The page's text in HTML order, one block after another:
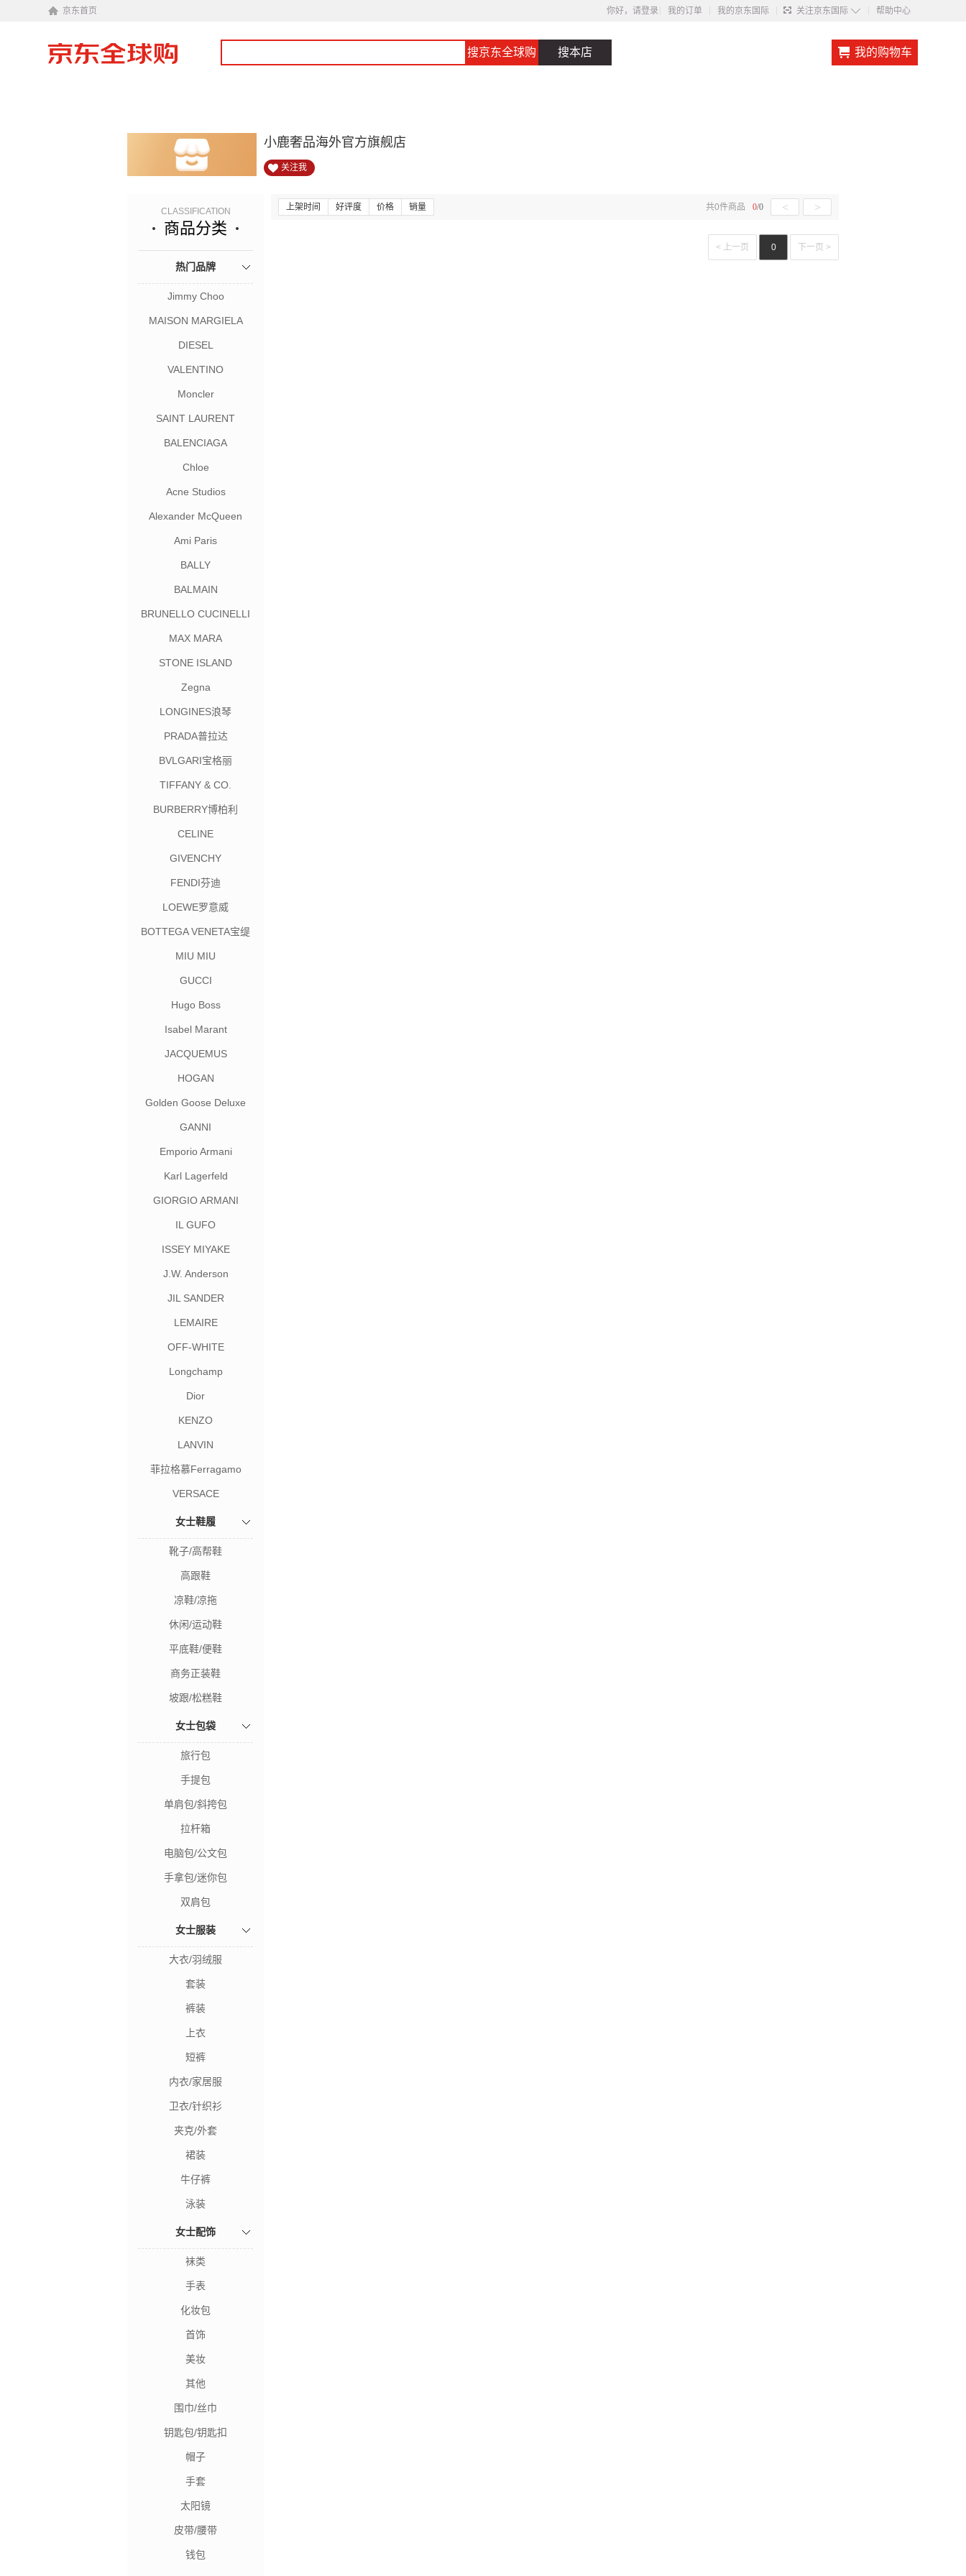
京东首页 你好，请登录 我的订单 我的京东国际 关注京东国际 ◇ 帮助中心
搜京东全球购 搜本店 我的购物车
小鹿奢品海外官方旗舰店
关注我
CLASSIFICATION
商品分类
热门品牌
Jimmy Choo
MAISON MARGIELA
DIESEL
VALENTINO
Moncler
SAINT LAURENT
BALENCIAGA
Chloe
Acne Studios
Alexander McQueen
Ami Paris
BALLY
BALMAIN
BRUNELLO CUCINELLI
MAX MARA
STONE ISLAND
Zegna
LONGINES浪琴
PRADA普拉达
BVLGARI宝格丽
TIFFANY & CO.
BURBERRY博柏利
CELINE
GIVENCHY
FENDI芬迪
LOEWE罗意威
BOTTEGA VENETA宝缇
MIU MIU
GUCCI
Hugo Boss
Isabel Marant
JACQUEMUS
HOGAN
Golden Goose Deluxe
GANNI
Emporio Armani
Karl Lagerfeld
GIORGIO ARMANI
IL GUFO
ISSEY MIYAKE
J.W. Anderson
JIL SANDER
LEMAIRE
OFF-WHITE
Longchamp
Dior
KENZO
LANVIN
菲拉格慕Ferragamo
VERSACE
女士鞋履
靴子/高帮鞋
高跟鞋
凉鞋/凉拖
休闲/运动鞋
平底鞋/便鞋
商务正装鞋
坡跟/松糕鞋
女士包袋
旅行包
手提包
单肩包/斜挎包
拉杆箱
电脑包/公文包
手拿包/迷你包
双肩包
女士服装
大衣/羽绒服
套装
裤装
上衣
短裤
内衣/家居服
卫衣/针织衫
夹克/外套
裙装
牛仔裤
泳装
女士配饰
袜类
手表
化妆包
首饰
美妆
其他
围巾/丝巾
钥匙包/钥匙扣
帽子
手套
太阳镜
皮带/腰带
钱包
上架时间 好评度 价格 销量 0/0 < >
共0件商品
< 上一页 0 下一页 >